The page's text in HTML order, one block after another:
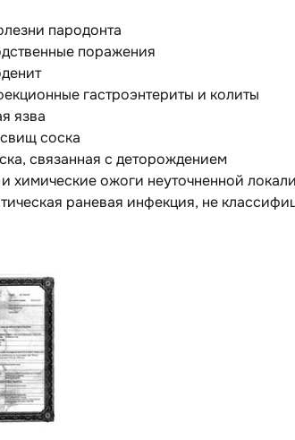
пародонта
поражения
гастроэнтериты и колиты
язва
соска
связанная с деторождением
химические ожоги неуточненной
раневая инфекция, не